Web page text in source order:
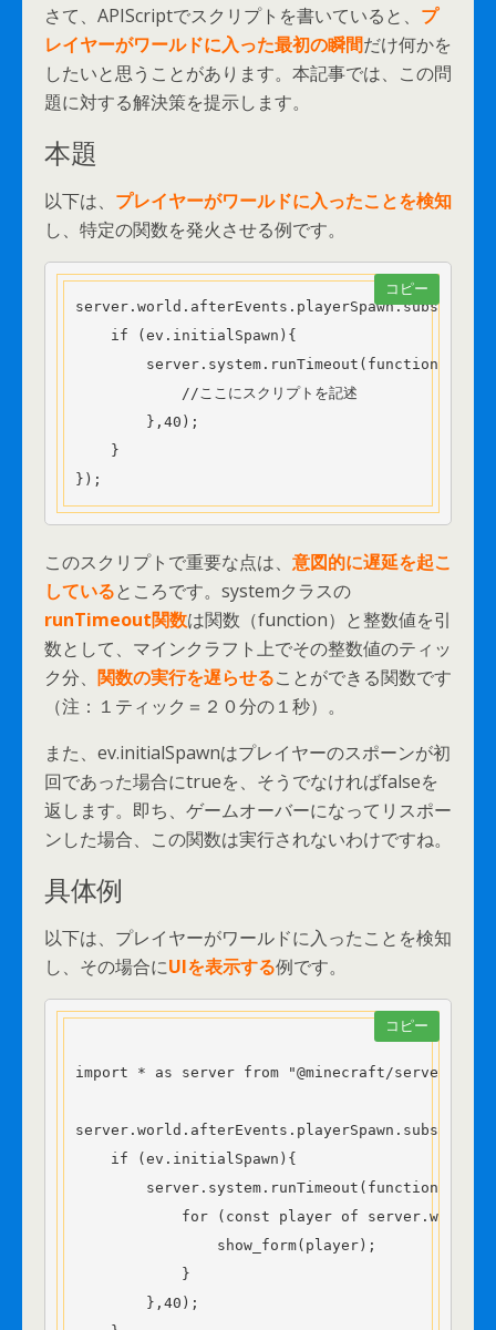
さて、APIScriptでスクリプトを書いていると、 プ
レイヤーがワールドに入った最初の瞬間だけ何かを
したいと思うことがあります。本記事では、この問
題に対する解決策を提示します。
本題
以下は、 プレイヤーがワールドに入ったことを検知
し、特定の関数を発火させる例です。
    if (ev.initialSpawn){
        server.system.runTimeout(function(){
            //ここにスクリプトを記述
        },40);
    }
});
コピー
このスクリプトで重要な点は、 意図的に遅延を起こ
しているところです。systemクラスの
runTimeout関数は関数（function）と整数値を引
数として、マインクラフト上でその整数値のティッ
ク分、 関数の実行を遅らせることができる関数です
（注：１ティック＝２０分の１秒）。
また、ev.initialSpawnはプレイヤーのスポーンが初
回であった場合にtrueを、そうでなければfalseを
返します。即ち、ゲームオーバーになってリスポー
ンした場合、この関数は実行されないわけですね。
具体例
以下は、プレイヤーがワールドに入ったことを検知
し、その場合にUIを表示する例です。
import * as server from "@minecraft/server";
    if (ev.initialSpawn){
        server.system.runTimeout(function(){
for (const player of
                show_form(player);
            }
        },40);
コピー